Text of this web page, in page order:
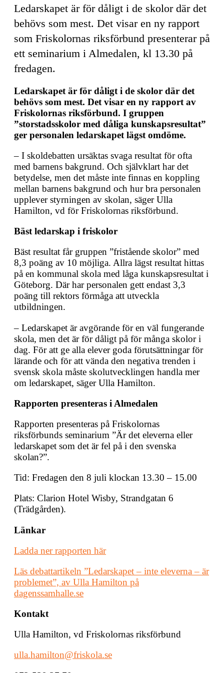
Ledarskapet är för dåligt i de skolor där det
behövs som mest. Det visar en ny rapport
som Friskolornas riksförbund presenterar på
ett seminarium i Almedalen, kl 13.30 på
fredagen.
Ledarskapet är för dåligt i de skolor där det
behövs som mest. Det visar en ny rapport av
Friskolornas riksförbund. I gruppen
”storstadsskolor med dåliga kunskapsresultat”
ger personalen ledarskapet lägst omdöme.
– I skoldebatten ursäktas svaga resultat för ofta
med barnens bakgrund. Och självklart har det
betydelse, men det måste inte finnas en koppling
mellan barnens bakgrund och hur bra personalen
upplever styrningen av skolan, säger Ulla
Hamilton, vd för Friskolornas riksförbund.
Bäst ledarskap i friskolor
Bäst resultat får gruppen ”fristående skolor” med
8,3 poäng av 10 möjliga. Allra lägst resultat hittas
på en kommunal skola med låga kunskapsresultat i
Göteborg. Där har personalen gett endast 3,3
poäng till rektors förmåga att utveckla
utbildningen.
– Ledarskapet är avgörande för en väl fungerande
skola, men det är för dåligt på för många skolor i
dag. För att ge alla elever goda förutsättningar för
lärande och för att vända den negativa trenden i
svensk skola måste skolutvecklingen handla mer
om ledarskapet, säger Ulla Hamilton.
Rapporten presenteras i Almedalen
Rapporten presenteras på Friskolornas
riksförbunds seminarium ”Är det eleverna eller
ledarskapet som det är fel på i den svenska
skolan?”.
Tid: Fredagen den 8 juli klockan 13.30 – 15.00
Plats: Clarion Hotel Wisby, Strandgatan 6
(Trädgården).
Länkar
Ladda ner rapporten här
Läs debattartikeln ”Ledarskapet – inte eleverna – är
problemet”, av Ulla Hamilton på
dagenssamhalle.se
Kontakt
Ulla Hamilton, vd Friskolornas riksförbund
ulla.hamilton@friskola.se